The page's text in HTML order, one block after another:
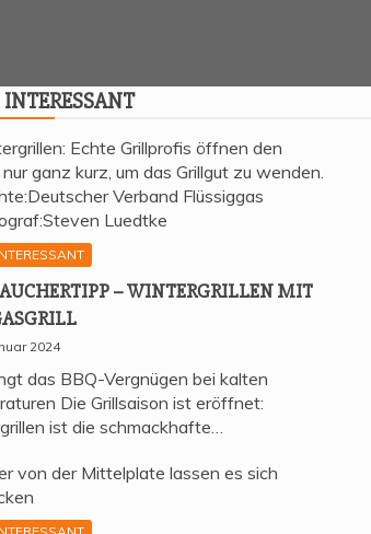
– WIN­TER­GRIL­LEN MIT
2024
das BBQ-Vergnügen bei kalten
Die Grillsaison ist eröffnet:
ist die schmackhafte…